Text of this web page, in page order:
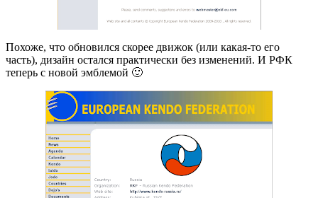
Похоже, что обновился скорее движок (или какая-то его
часть), дизайн остался практически без изменений. И РФК
теперь с новой эмблемой 🙂